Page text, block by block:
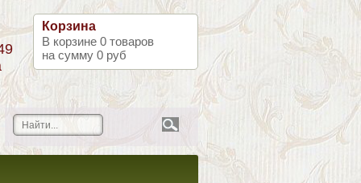
Корзина
В корзине 0 товаров
на сумму 0 руб